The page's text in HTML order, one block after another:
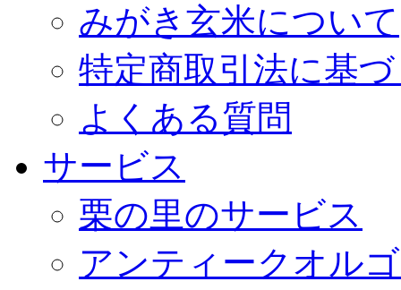
みがき玄米について
特定商取引法に基
よくある質問
サービス
栗の里のサービス
アンティークオル